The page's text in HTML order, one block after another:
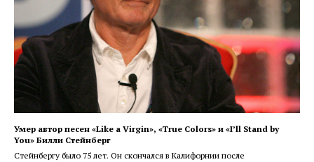
Умер автор песен «Like a Virgin», «True Colors» и «I’ll Stand by
You» Билли Стейнберг
Стейнбергу было 75 лет. Он скончался в Калифорнии после